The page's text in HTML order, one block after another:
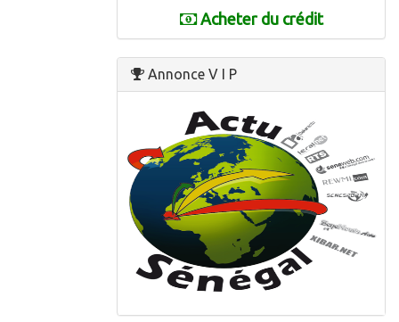
Acheter du crédit
Annonce V I P
Avec Actu Sénégal :